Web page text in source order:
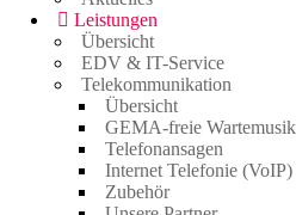
Leistungen
Übersicht
EDV & IT-Service
Telekommunikation
Übersicht
GEMA-freie Wartemusik
Telefonansagen
Internet Telefonie (VoIP)
Zubehör
TOGETHER 2023